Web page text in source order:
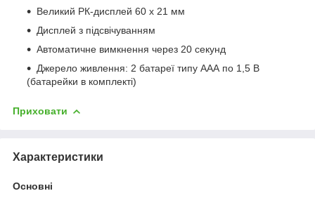
Великий РК-дисплей 60 х 21 мм
Дисплей з підсвічуванням
Автоматичне вимкнення через 20 секунд
Джерело живлення: 2 батареї типу ААА по 1,5 В
(батарейки в комплекті)
Приховати
Характеристики
Основні